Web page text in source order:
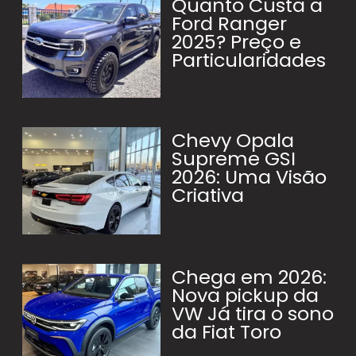
Quanto Custa a
Ford Ranger
2025? Preço e
Particularidades
Chevy Opala
Supreme GSI
2026: Uma Visão
Criativa
Chega em 2026:
Nova pickup da
VW Já tira o sono
da Fiat Toro